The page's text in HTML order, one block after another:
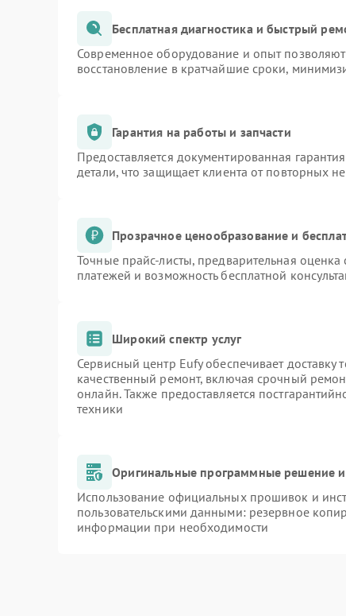
Бесплатная диагностика и быстрый
Современное оборудование и опыт позволяют
восстановление в кратчайшие сроки,
Гарантия на работы и запчасти
Предоставляется документированная
детали, что защищает клиента от повторных
Прозрачное ценообразование и
Точные прайс-листы, предварительная оценка
платежей и возможность бесплатной
Широкий спектр услуг
Сервисный центр Eufy обеспечивает
качественный ремонт, включая срочный
онлайн. Также предоставляется
техники
Оригинальные программные решение
Использование официальных прошивок и
пользовательскими данными: резервное
информации при необходимости